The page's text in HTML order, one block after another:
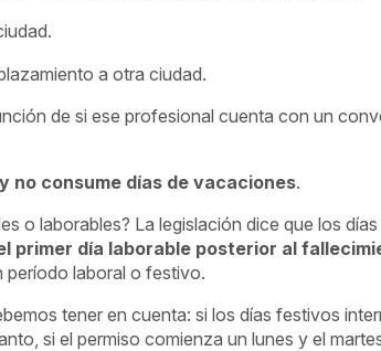
a otra ciudad.
de si ese profesional cuenta con un
no consume días de vacaciones.
o laborables? La legislación dice que los
primer día laborable posterior al
período laboral o festivo.
tener en cuenta: si los días festivos
si el permiso comienza un lunes y el